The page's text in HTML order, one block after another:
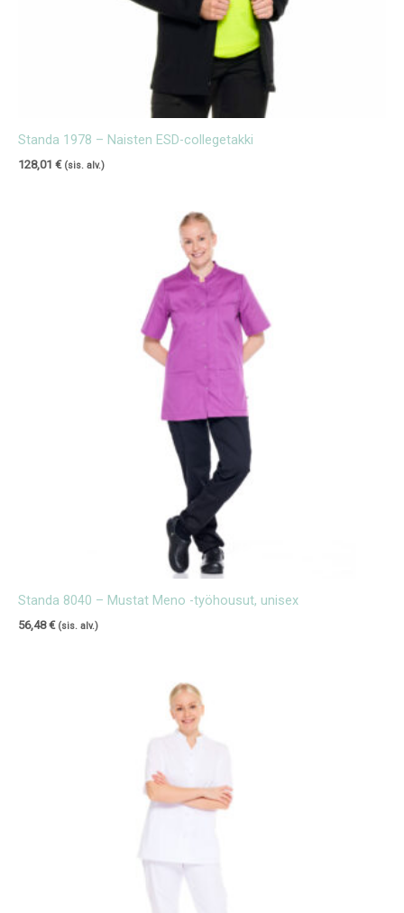
Standa 1978 – Naisten ESD-collegetakki
128,01 € (sis. alv.)
Standa 8040 – Mustat Meno -työhousut, unisex
56,48€ (sis. alv.)